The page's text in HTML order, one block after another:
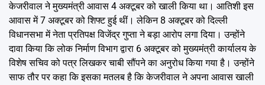
केजरीवाल ने मुख्यमंत्री आवास 4 अक्टूबर को खाली किया था। आतिशी इस
आवास में 7 अक्टूबर को शिफ्ट हुई थीं। लेकिन 8 अक्टूबर को दिल्ली
विधानसभा में नेता प्रतिपक्ष विजेंद्र गुप्ता ने बड़ा आरोप लगा दिया। उन्होंने
दावा किया कि लोक निर्माण विभाग द्वारा 6 अक्टूबर को मुख्यमंत्री कार्यालय के
विशेष सचिव को पत्र लिखकर चाबी सौंपने का अनुरोध किया गया है। उन्होंने
साफ तौर पर कहा कि इसका मतलब है कि केजरीवाल ने अपना आवास खाली